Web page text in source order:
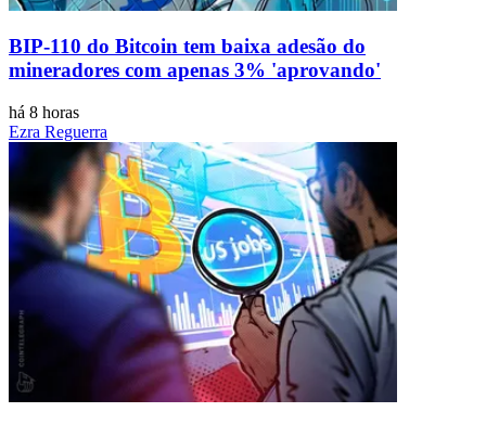
BIP-110 do Bitcoin tem baixa adesão do
mineradores com apenas 3% 'aprovando'
há 8 horas
Ezra Reguerra